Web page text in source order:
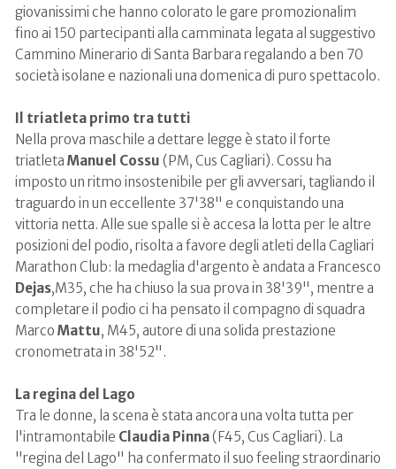
giovanissimi che hanno colorato le gare promozionalim
fino ai 150 partecipanti alla camminata legata al suggestivo
Cammino Minerario di Santa Barbara regalando a ben 70
società isolane e nazionali una domenica di puro spettacolo.
Il triatleta primo tra tutti
Nella prova maschile a dettare legge è stato il forte
triatleta Manuel Cossu (PM, Cus Cagliari). Cossu ha
imposto un ritmo insostenibile per gli avversari, tagliando il
traguardo in un eccellente 37'38" e conquistando una
vittoria netta. Alle sue spalle si è accesa la lotta per le altre
posizioni del podio, risolta a favore degli atleti della Cagliari
Marathon Club: la medaglia d'argento è andata a Francesco
Dejas,M35, che ha chiuso la sua prova in 38'39", mentre a
completare il podio ci ha pensato il compagno di squadra
Marco Mattu, M45, autore di una solida prestazione
cronometrata in 38'52" .
La regina del Lago
Tra le donne, la scena è stata ancora una volta tutta per
l'intramontabile Claudia Pinna(F45, Cus Cagliari). La
"regina del Lago" ha confermato il suo feeling straordinario